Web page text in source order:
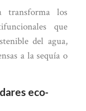
transforma los
que
del agua,
a la sequía o
eco-